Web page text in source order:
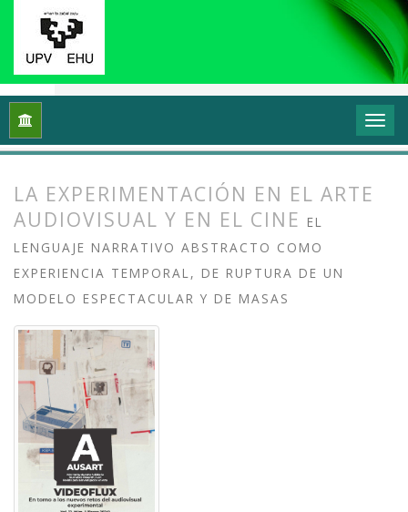
Inicio Vol. 12 Núm. 1 (2024): Videoflux: En torno
LA EXPERIMENTACIÓN EN EL ARTE
AUDIOVISUAL Y EN EL CINE EL
LENGUAJE NARRATIVO ABSTRACTO COMO
EXPERIENCIA TEMPORAL, DE RUPTURA DE UN
MODELO ESPECTACULAR Y DE MASAS